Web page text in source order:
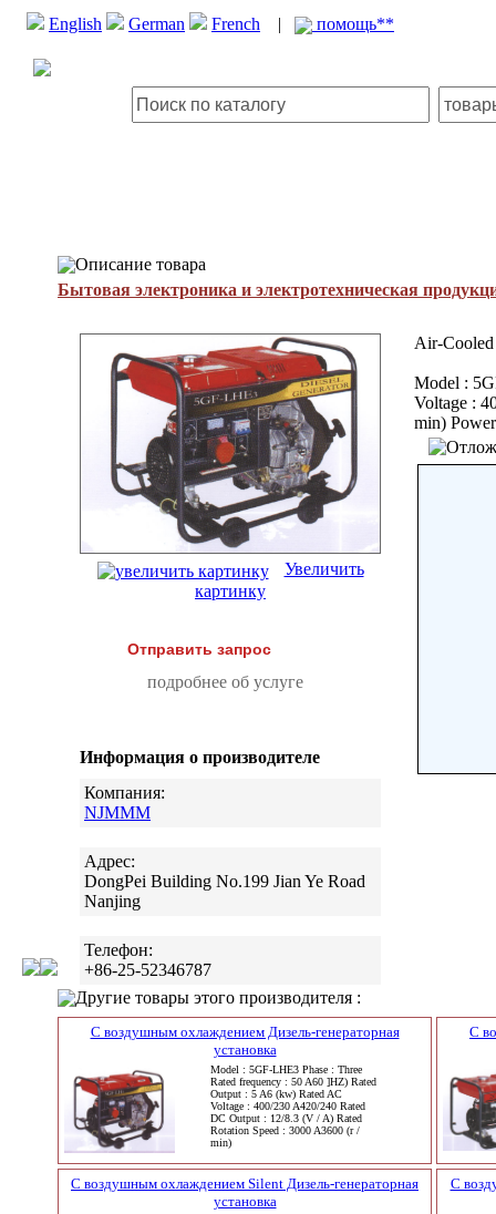
English German French | помощь**
Описание товара
Бытовая электроника и электротехническая
Увеличить
картинку
Отправить запрос
подробнее об услуге
Информация о производителе
Компания:
NJMMM
Адрес:
DongPei Building No.199 Jian Ye Road
Nanjing
Телефон:
+86-25-52346787
Air-Cooled
Model :
Voltage :
min)
Другие товары этого производителя :
С воздушным охлаждением Дизель-генераторная
установка
Model : 5GF-LHE3 Phase : Three
Rated frequency : 50 A60 ]HZ) Rated
Output : 5 A6 (kw) Rated AC
Voltage : 400/230 A420/240 Rated
DC Output : 12/8.3 (V / A) Rated
Rotation Speed : 3000 A3600 (r /
min)
С
С воздушным охлаждением Silent Дизель-генераторная
установка
С